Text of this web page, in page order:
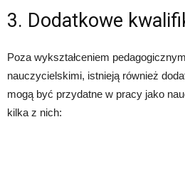
3. Dodatkowe
Poza wykształceniem
nauczycielskimi, istnieją również
mogą być przydatne w pracy jako
kilka z nich: